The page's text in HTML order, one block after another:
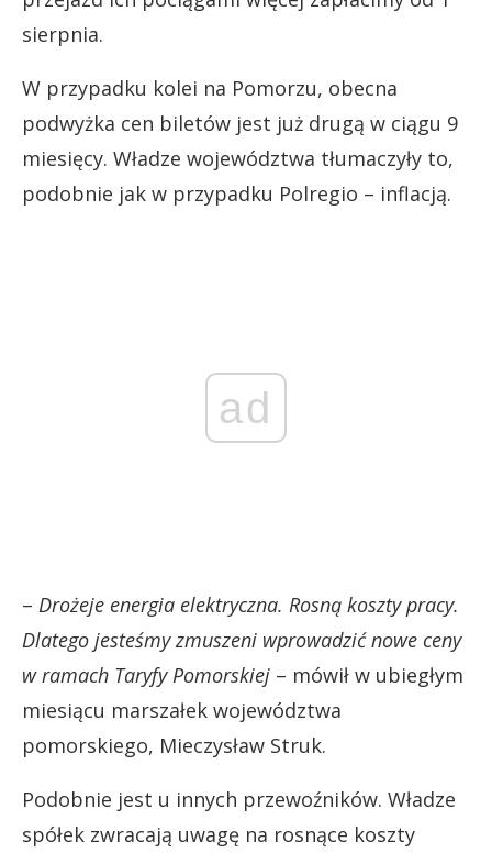
sierpnia.
W przypadku kolei na Pomorzu, obecna
podwyżka cen biletów jest już drugą w ciągu 9
miesięcy. Władze województwa tłumaczyły to,
podobnie jak w przypadku Polregio – inflacją.
ad
– Drożeje energia elektryczna. Rosną koszty pracy.
Dlatego jesteśmy zmuszeni wprowadzić nowe ceny
w ramach Taryfy Pomorskiej – mówił w ubiegłym
miesiącu marszałek województwa
pomorskiego, Mieczysław Struk.
Podobnie jest u innych przewoźników. Władze
spółek zwracają uwagę na rosnące koszty